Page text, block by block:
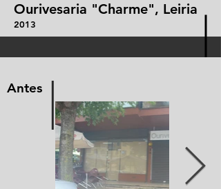
Ourivesaria "Charme", Leiria
2013
Antes I